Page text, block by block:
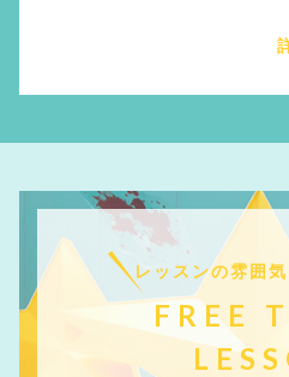
レッスンの雰囲
FREE